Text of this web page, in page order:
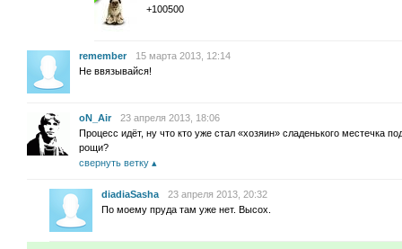
+100500
remember
15 марта 2013, 12:14
Не ввязывайся!
oN_Air
23 апреля 2013, 18:06
Процесс идёт, ну что кто уже стал «хозяин» сладенького местечка
рощи?
свернуть ветку
diadiaSasha
23 апреля 2013, 20:32
По моему пруда там уже нет. Высох.